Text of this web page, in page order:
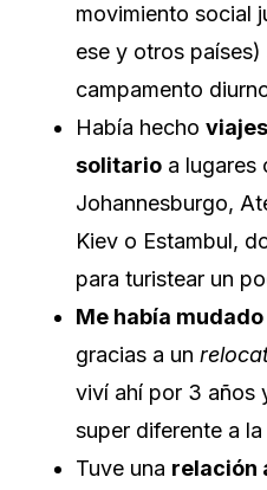
movimiento social
ese y otros
campamento
Había hecho
solitario a lugares
Johannesburgo,
Kiev o Estambul,
para turistear un
Me había
gracias a un
viví ahí por 3 años
super diferente a la
Tuve una relación